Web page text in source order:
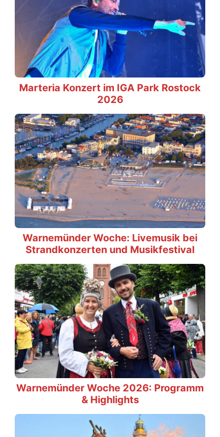
Marteria Konzert im IGA Park Rostock
2026
Warnemünder Woche: Livemusik bei
Strandkonzerten und Musikfestival
Warnemünder Woche 2026: Programm
& Highlights